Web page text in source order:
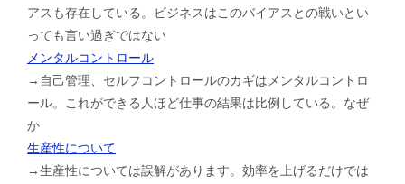
アスも存在している。ビジネスはこのバイアスとの戦いとい
っても言い過ぎではない
メンタルコントロール
→自己管理、セルフコントロールのカギはメンタルコントロ
ール。これができる人ほど仕事の結果は比例している。なぜ
か
生産性について
→生産性については誤解があります。効率を上げるだけでは